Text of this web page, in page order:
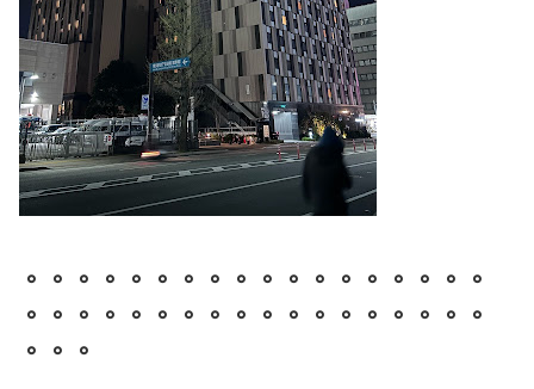
。。。。。。。。。。。。。。。。。。
。。。。。。。。。。。。。。。。。。
。。。